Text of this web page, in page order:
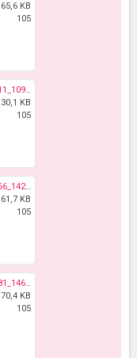
65,6 KB
105
1380325_629242830471211_109798009_n.jpg
30,1 KB
105
1380751_627936280601866_1423157426_n.jpg
61,7 KB
105
1392002_625280464200781_1465169447_n.jpg
70,4 KB
105